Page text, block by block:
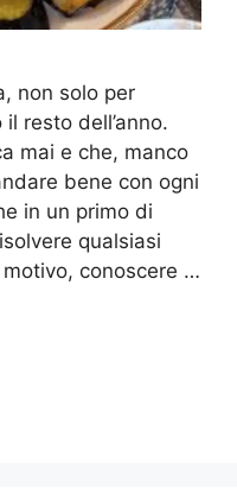
non solo per
resto dell’anno.
mai e che, manco
bene con ogni
in un primo di
qualsiasi
conoscere …